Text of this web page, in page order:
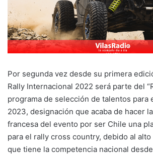
Por segunda vez desde su primera
Rally Internacional 2022 será parte del
programa de selección de talentos para
2023, designación que acaba de hacer
francesa del evento por ser Chile una
para el rally cross country, debido al
que tiene la competencia nacional